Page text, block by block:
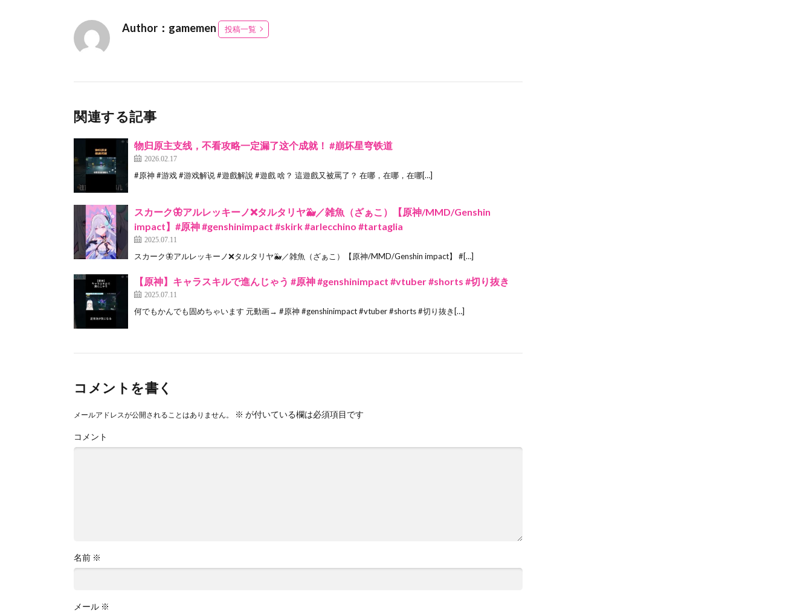
Author：gamemen 投稿一覧
関連する記事
物归原主支线，不看攻略一定漏了这个成就！ #崩坏星穹铁道
2026.02.17
#原神 #游戏 #游戏解说 #遊戲解說 #遊戲 啥？ 這遊戲又被罵了？ 在哪，在哪，在哪[…]
スカーク🦋アルレッキーノ❌タルタリヤ🐳／雑魚（ざぁこ）【原神/MMD/Genshin
impact】#原神 #genshinimpact #skirk #arlecchino #tartaglia
2025.07.11
スカーク🦋アルレッキーノ❌タルタリヤ🐳／雑魚（ざぁこ）【原神/MMD/Genshin impact】 #[…]
【原神】キャラスキルで進んじゃう #原神 #genshinimpact #vtuber #shorts #切り抜き
2025.07.11
何でもかんでも固めちゃいます 元動画→ #原神 #genshinimpact #vtuber #shorts #切り抜き[…]
コメントを書く
メールアドレスが公開されることはありません。 ※ が付いている欄は必須項目です
コメント
名前 ※
メール ※